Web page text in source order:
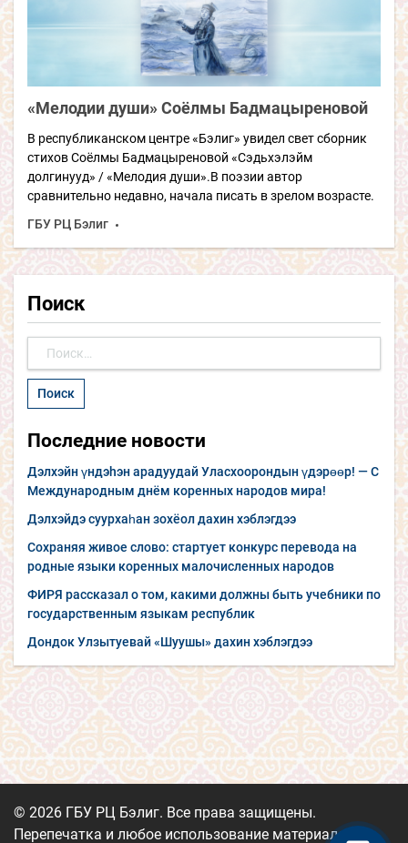
«Мелодии души» Соёлмы Бадмацыреновой
В республиканском центре «Бэлиг» увидел свет сборник
стихов Соёлмы Бадмацыреновой «Сэдьхэлэйм
долгинууд» / «Мелодия души».В поэзии автор
сравнительно недавно, начала писать в зрелом возрасте.
ГБУ РЦ Бэлиг
Поиск
Последние новости
Дэлхэйн үндэhэн арадуудай Уласхоорондын үдэрөөр! — С
Международным днём коренных народов мира!
Дэлхэйдэ суурхаһан зохёол дахин хэблэгдээ
Сохраняя живое слово: стартует конкурс перевода на
родные языки коренных малочисленных народов
ФИРЯ рассказал о том, какими должны быть учебники по
государственным языкам республик
Дондок Улзытуевай «Шуушы» дахин хэблэгдээ
© 2026 ГБУ РЦ Бэлиг. Все права защищены.
Перепечатка и любое использование материалов